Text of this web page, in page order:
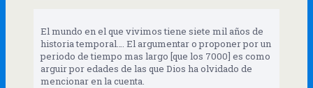
El mundo en el que vivimos tiene siete mil años de
historia temporal…. El argumentar o proponer por un
periodo de tiempo mas largo [que los 7000] es como
arguir por edades de las que Dios ha olvidado de
mencionar en la cuenta.